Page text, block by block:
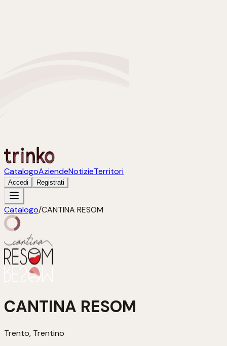
CatalogoAziendeNotizieTerritori
Accedi Registrati
Catalogo/CANTINA RESOM
CANTINA RESOM
Trento, Trentino